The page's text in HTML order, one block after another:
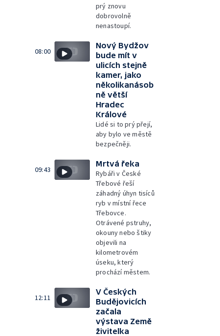
prý znovu
dobrovolně
nenastoupí.
08:00
Nový Bydžov
bude mít v
ulicích stejně
kamer, jako
několikanásob
ně větší
Hradec
Králové
Lidé si to prý přejí,
aby bylo ve městě
bezpečněji.
09:43
Mrtvá řeka
Rybáři v České
Třebové řeší
záhadný úhyn tisíců
ryb v místní řece
Třebovce.
Otrávené pstruhy,
okouny nebo štiky
objevili na
kilometrovém
úseku, který
prochází městem.
12:11
V Českých
Budějovicích
začala
výstava Země
živitelka